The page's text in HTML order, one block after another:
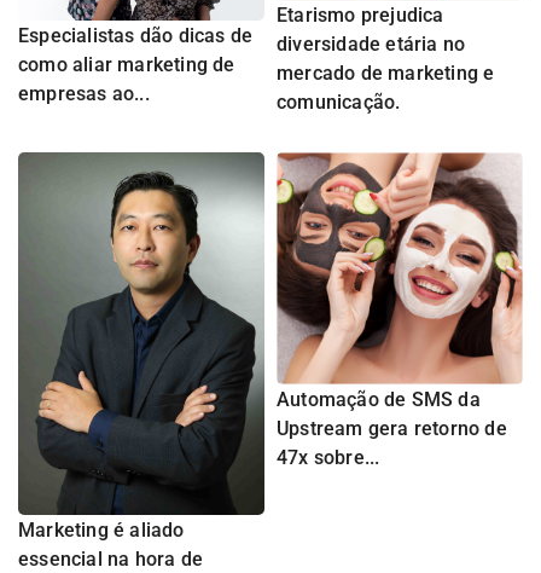
Especialistas dão dicas de
como aliar marketing de
empresas ao...
Etarismo prejudica
diversidade etária no
mercado de marketing e
comunicação.
Marketing é aliado
essencial na hora de
Automação de SMS da
Upstream gera retorno de
47x sobre...